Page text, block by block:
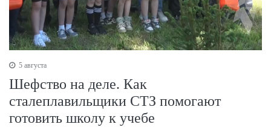
5 августа
Шефство на деле. Как
сталеплавильщики СТЗ помогают
готовить школу к учебе